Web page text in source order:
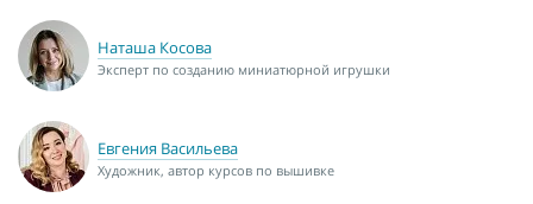
Наташа Косова
Эксперт по созданию миниатюрной игрушки
Евгения Васильева
Художник, автор курсов по вышивке